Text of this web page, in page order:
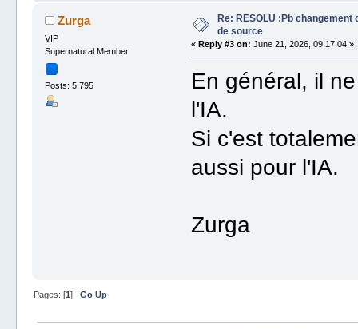
Zurga
VIP
Supernatural Member
Posts: 5 795
Re: RESOLU :Pb changement
de source
« Reply #3 on: June 21, 2026, 09:17:04 »
En général, il
l'IA.
Si c'est
aussi pour l'IA.
Zurga
Pages: [1] Go Up